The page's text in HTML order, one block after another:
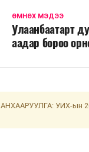
ӨМНӨХ МЭДЭЭ
Улаанбаатарт
аадар бороо
АНХААРУУЛГА: УИХ-ын